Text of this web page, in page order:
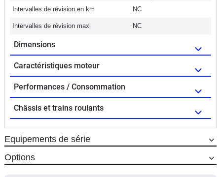
Intervalles de révision en km
NC
Intervalles de révision maxi NC
Dimensions
Caractéristiques moteur
Performances / Consommation
Châssis et trains roulants
Equipements de série
Options